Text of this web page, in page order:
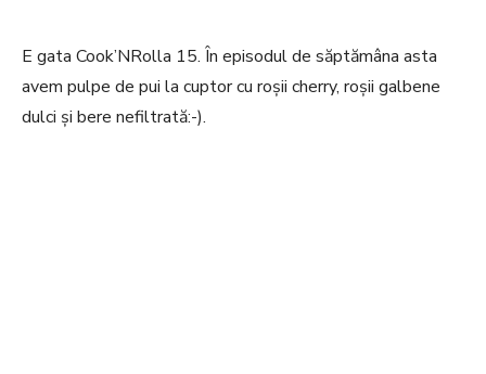
E gata Cook’NRolla 15. În episodul de săptămâna asta
avem pulpe de pui la cuptor cu roșii cherry, roșii galbene
dulci și bere nefiltrată:-).